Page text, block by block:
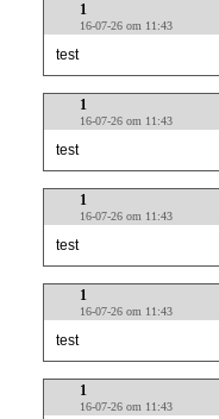
1
16-07-26 om 11:43
test
1
16-07-26 om 11:43
test
1
16-07-26 om 11:43
test
1
16-07-26 om 11:43
test
1
16-07-26 om 11:43